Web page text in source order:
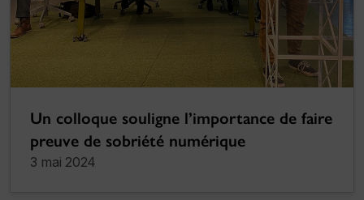
Un colloque souligne l’importance de faire
preuve de sobriété numérique
3 mai 2024